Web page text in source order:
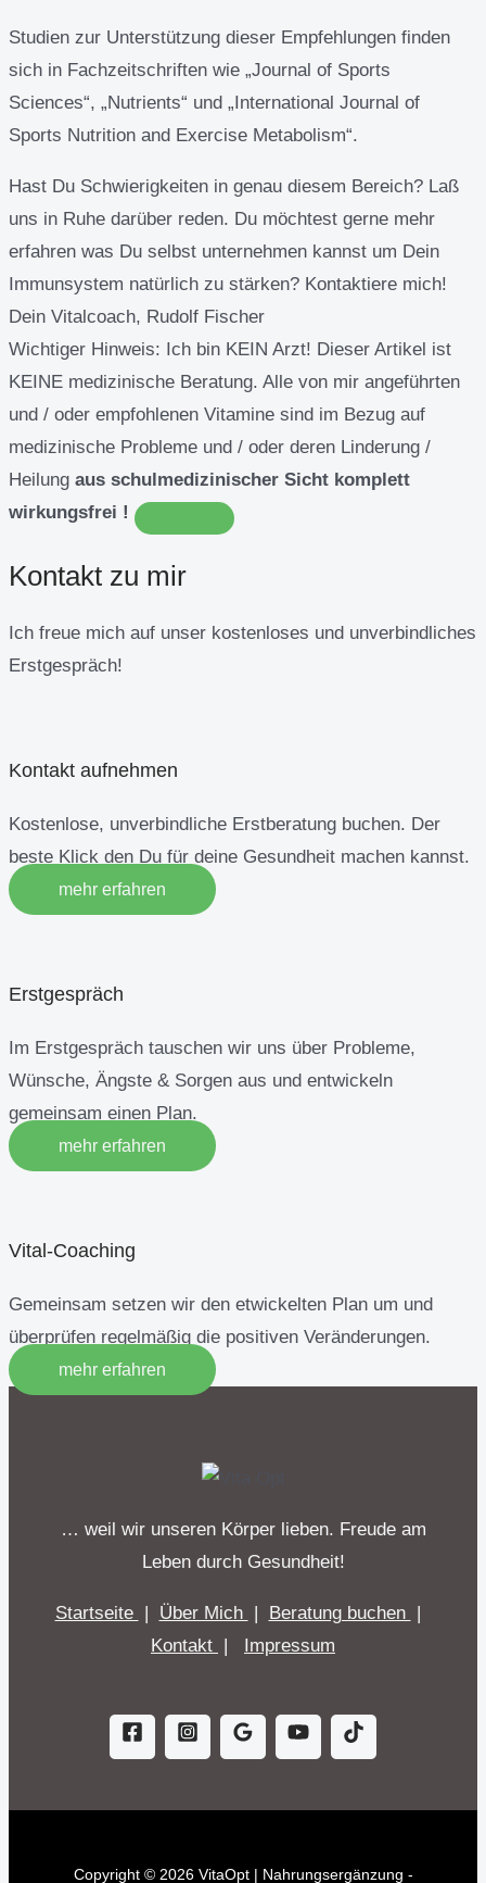
Studien zur Unterstützung dieser Empfehlungen finden
sich in Fachzeitschriften wie „Journal of Sports
Sciences“, „Nutrients“ und „International Journal of
Sports Nutrition and Exercise Metabolism“.
Hast Du Schwierigkeiten in genau diesem Bereich? Laß
uns in Ruhe darüber reden. Du möchtest gerne mehr
erfahren was Du selbst unternehmen kannst um Dein
Immunsystem natürlich zu stärken? Kontaktiere mich!
Dein Vitalcoach, Rudolf Fischer
Wichtiger Hinweis: Ich bin KEIN Arzt! Dieser Artikel ist
KEINE medizinische Beratung. Alle von mir angeführten
und / oder empfohlenen Vitamine sind im Bezug auf
medizinische Probleme und / oder deren Linderung /
Heilung aus schulmedizinischer Sicht komplett
wirkungsfrei !
Kontakt zu mir
Ich freue mich auf unser kostenloses und unverbindliches
Erstgespräch!
Kontakt aufnehmen
Kostenlose, unverbindliche Erstberatung buchen. Der
beste Klick den Du für deine Gesundheit machen kannst.
mehr erfahren
Erstgespräch
Im Erstgespräch tauschen wir uns über Probleme,
Wünsche, Ängste & Sorgen aus und entwickeln
gemeinsam einen Plan.
mehr erfahren
Vital-Coaching
Gemeinsam setzen wir den etwickelten Plan um und
überprüfen regelmäßig die positiven Veränderungen.
mehr erfahren
… weil wir unseren Körper lieben. Freude am
Leben durch Gesundheit!
Startseite | Über Mich | Beratung buchen |
Kontakt | Impressum
Copyright © 2026 VitaOpt | Nahrungsergänzung -